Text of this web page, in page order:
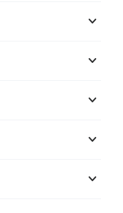
keyboard_arrow_down
keyboard_arrow_down
keyboard_arrow_down
keyboard_arrow_down
keyboard_arrow_down